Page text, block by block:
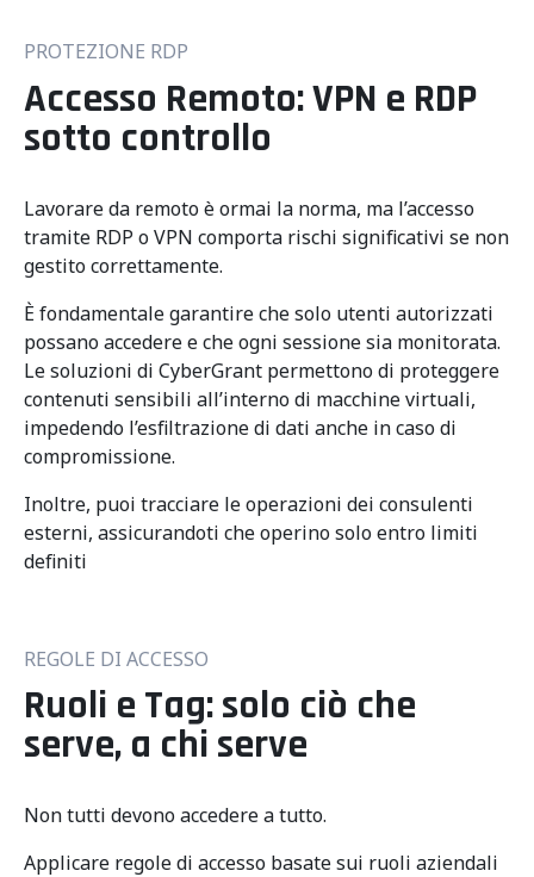
PROTEZIONE RDP
Accesso Remoto: VPN e RDP
sotto controllo
Lavorare da remoto è ormai la norma, ma l’accesso
tramite RDP o VPN comporta rischi significativi se non
gestito correttamente.
È fondamentale garantire che solo utenti autorizzati
possano accedere e che ogni sessione sia monitorata.
Le soluzioni di CyberGrant permettono di proteggere
contenuti sensibili all’interno di macchine virtuali,
impedendo l’esfiltrazione di dati anche in caso di
compromissione.
Inoltre, puoi tracciare le operazioni dei consulenti
esterni, assicurandoti che operino solo entro limiti
definiti
REGOLE DI ACCESSO
Ruoli e Tag: solo ciò che
serve, a chi serve
Non tutti devono accedere a tutto.
Applicare regole di accesso basate sui ruoli aziendali